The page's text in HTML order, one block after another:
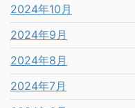
2024年10月
2024年9月
2024年8月
2024年7月